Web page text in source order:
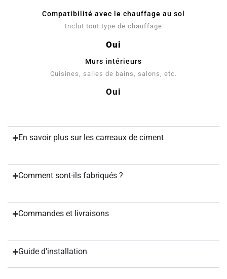
Compatibilité avec le chauffage au sol
Inclut tout type de chauffage
Oui
Murs intérieurs
Cuisines, salles de bains, salons, etc.
Oui
En savoir plus sur les carreaux de ciment
Comment sont-ils fabriqués ?
Commandes et livraisons
Guide d’installation